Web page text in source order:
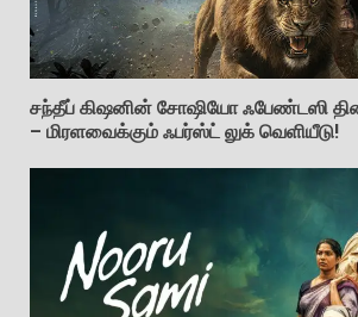
சந்தீப் கிஷனின் சோஷியோ ஃபேண்டஸி
– மிரளவைக்கும் ஃபர்ஸ்ட் லுக் வெளியீடு!